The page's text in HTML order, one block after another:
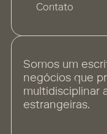
Contato
Somos um
negócios que
multidisciplinar
estrangeiras.